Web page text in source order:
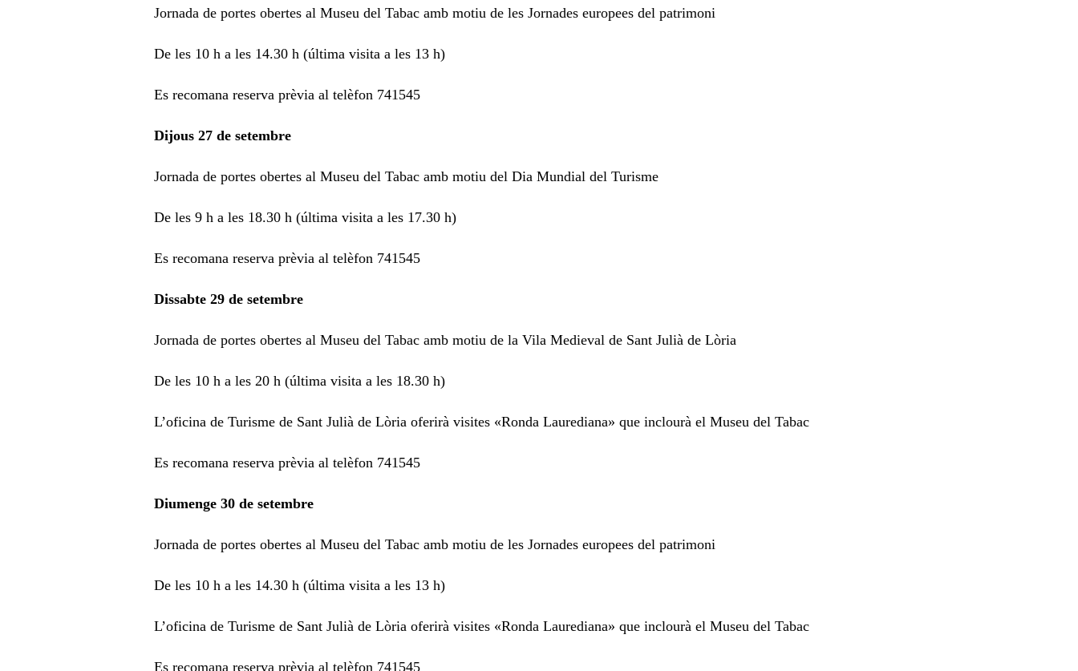
Jornada de portes obertes al Museu del Tabac amb motiu de les Jornades europees del patrimoni
De les 10 h a les 14.30 h (última visita a les 13 h)
Es recomana reserva prèvia al telèfon 741545
Dijous 27 de setembre
Jornada de portes obertes al Museu del Tabac amb motiu del Dia Mundial del Turisme
De les 9 h a les 18.30 h (última visita a les 17.30 h)
Es recomana reserva prèvia al telèfon 741545
Dissabte 29 de setembre
Jornada de portes obertes al Museu del Tabac amb motiu de la Vila Medieval de Sant Julià de Lòria
De les 10 h a les 20 h (última visita a les 18.30 h)
L’oficina de Turisme de Sant Julià de Lòria oferirà visites «Ronda Laurediana» que inclourà el Museu del Tabac
Es recomana reserva prèvia al telèfon 741545
Diumenge 30 de setembre
Jornada de portes obertes al Museu del Tabac amb motiu de les Jornades europees del patrimoni
De les 10 h a les 14.30 h (última visita a les 13 h)
L’oficina de Turisme de Sant Julià de Lòria oferirà visites «Ronda Laurediana» que inclourà el Museu del Tabac
Es recomana reserva prèvia al telèfon 741545